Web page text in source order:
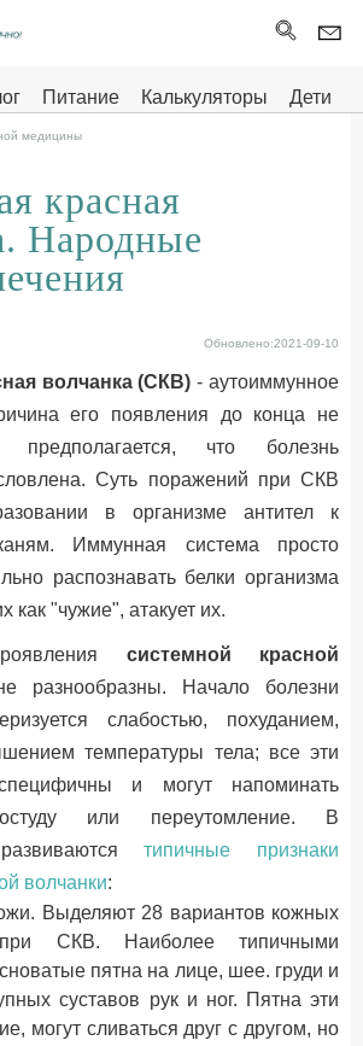
Питание Калькуляторы
Дети
на отлично
медицины
красная
Народные
Обновлено:2021-09-10
волчанка (СКВ) - аутоиммунное
его появления до конца не
что болезнь
Суть поражений при СКВ
в организме антител к
Иммунная система просто
распознавать белки организма
как "чужие", атакует их.
системной красной
разнообразны. Начало болезни
слабостью, похуданием,
температуры тела; все эти
и могут напоминать
или переутомление. В
типичные признаки
волчанки:
Выделяют 28 вариантов кожных
СКВ. Наиболее типичными
пятна на лице, шее. груди и
суставов рук и ног. Пятна эти
могут сливаться друг с другом, но